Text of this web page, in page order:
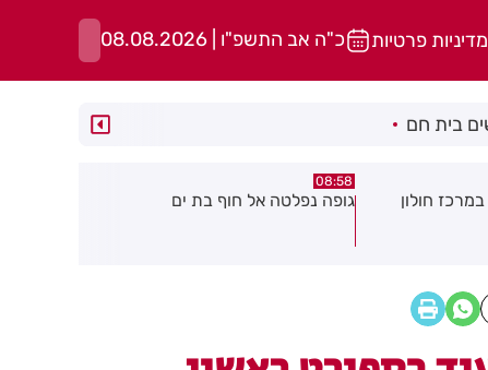
מדיניות פרטיות כ"ה אב התשפ"ו | 08.08.2026
בית חם
ים
08:29
חשד להצתה בשלושה מוקדים ברמת